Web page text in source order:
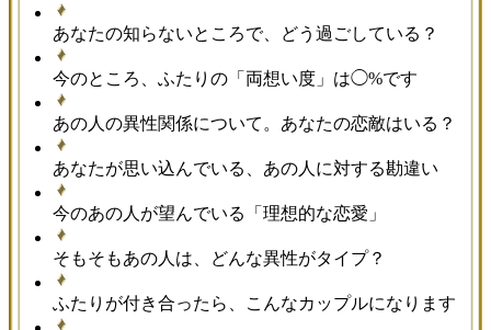
あなたの知らないところで、どう過ごしている？
今のところ、ふたりの「両想い度」は◯%です
あの人の異性関係について。あなたの恋敵はいる？
あなたが思い込んでいる、あの人に対する勘違い
今のあの人が望んでいる「理想的な恋愛」
そもそもあの人は、どんな異性がタイプ？
ふたりが付き合ったら、こんなカップルになります